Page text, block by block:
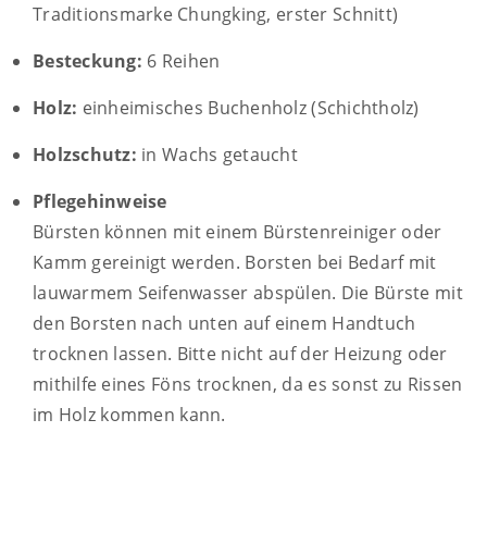
Traditionsmarke Chungking, erster Schnitt)
Besteckung: 6 Reihen
Holz: einheimisches Buchenholz (Schichtholz)
Holzschutz: in Wachs getaucht
Pflegehinweise
Bürsten können mit einem Bürstenreiniger oder
Kamm gereinigt werden. Borsten bei Bedarf mit
lauwarmem Seifenwasser abspülen. Die Bürste mit
den Borsten nach unten auf einem Handtuch
trocknen lassen. Bitte nicht auf der Heizung oder
mithilfe eines Föns trocknen, da es sonst zu Rissen
im Holz kommen kann.